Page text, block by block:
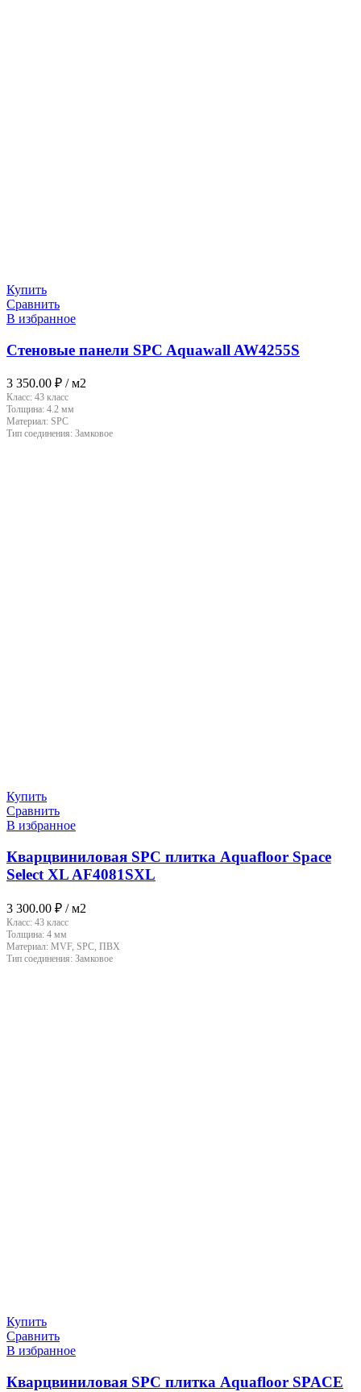
Купить
Сравнить
В избранное
Стеновые панели SPC Aquawall AW4255S
3 350.00 ₽ / м2
Класс: 43 класс
Толщина: 4.2 мм
Материал: SPC
Тип соединения: Замковое
Купить
Сравнить
В избранное
Кварцвиниловая SPC плитка Aquafloor Space
Select XL AF4081SXL
3 300.00 ₽ / м2
Класс: 43 класс
Толщина: 4 мм
Материал: MVF, SPC, ПВХ
Тип соединения: Замковое
Купить
Сравнить
В избранное
Кварцвиниловая SPC плитка Aquafloor SPACE